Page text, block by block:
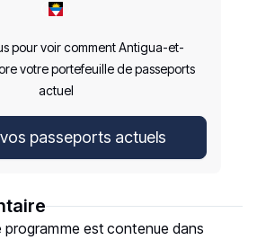
pour voir comment Antigua-et-
votre portefeuille de passeports
actuel
passeports actuels
programme est contenue dans